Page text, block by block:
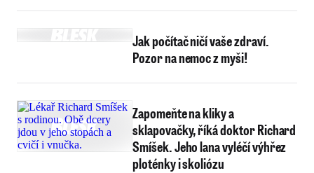
Jak počítač ničí vaše zdraví.
Pozor na nemoc z myši!
Zapomeňte na kliky a
sklapovačky, říká doktor Richard
Smíšek. Jeho lana vyléčí výhřez
ploténky i skoliózu